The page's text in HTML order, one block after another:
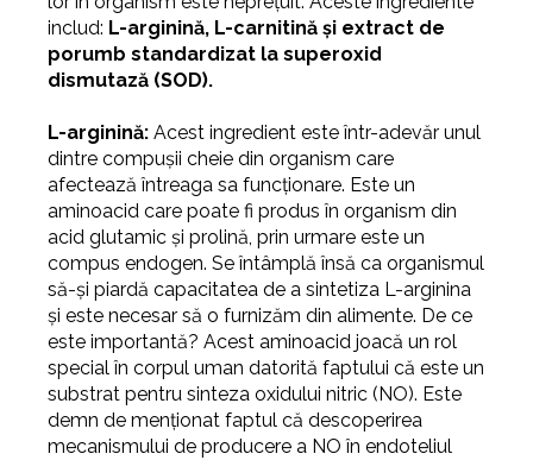
includ: L-arginină, L-carnitină și extract de
porumb standardizat la superoxid
dismutază (SOD).
L-arginină: Acest ingredient este într-adevăr unul
dintre compușii cheie din organism care
afectează întreaga sa funcționare. Este un
aminoacid care poate fi produs în organism din
acid glutamic și prolină, prin urmare este un
compus endogen. Se întâmplă însă ca organismul
să-și piardă capacitatea de a sintetiza L-arginina
și este necesar să o furnizăm din alimente. De ce
este importantă? Acest aminoacid joacă un rol
special în corpul uman datorită faptului că este un
substrat pentru sinteza oxidului nitric (NO). Este
demn de menționat faptul că descoperirea
mecanismului de producere a NO în endoteliul